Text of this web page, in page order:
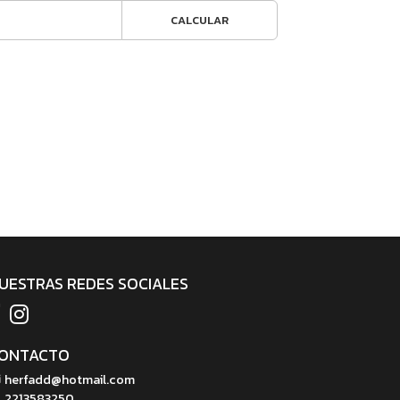
CALCULAR
REDES SOCIALES
herfadd@hotmail.com